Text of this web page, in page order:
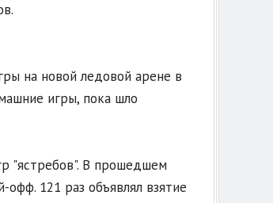
на новой ледовой арене в
игры, пока шло
"ястребов". В прошедшем
121 раз объявлял взятие